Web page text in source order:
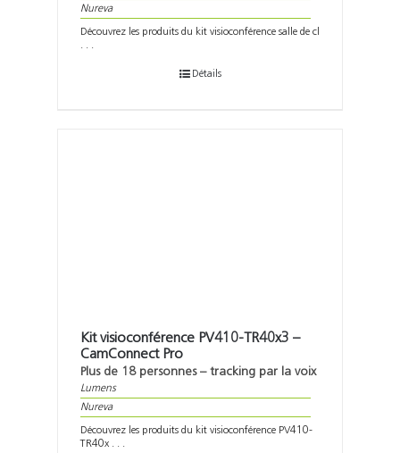
Nureva
Découvrez les produits du kit visioconférence salle de cl
. . .
Détails
Kit visioconférence PV410-TR40x3 –
CamConnect Pro
Plus de 18 personnes – tracking par la voix
Lumens
Nureva
Découvrez les produits du kit visioconférence PV410-
TR40x . . .